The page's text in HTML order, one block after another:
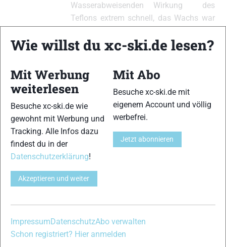
Wasserabweisenden Wirkung des
Teflons extrem schnell, das Wachs war
abgelaufen(ca 5km)…. ?
Neuerungen im Wachsbereich offen sein
müssen! Denn auch die Einführung der
Cera Nova Serie von Swix in den 80ern
war eine Revolution, und wer weiß?
Vielleicht gelingt es einem Hersteller eine
erneute Revolution aus dem Ärmel zu
zaubern!
Seien wir gespannt, was uns die Zukunft
bringen mag!
Lg aus Südtirol
Hanspeter
Wie willst du xc-ski.de lesen?
Mit Werbung
weiterlesen
Besuche xc-ski.de wie
gewohnt mit Werbung und
Tracking. Alle Infos dazu
findest du in der
Datenschutzerklärung!
Akzeptieren und weiter
Mit Abo
Besuche xc-ski.de mit
eigenem Account und völlig
werbefrei.
Jetzt abonnieren
ImpressumDatenschutzAbo verwalten
Schon registriert? Hier anmelden